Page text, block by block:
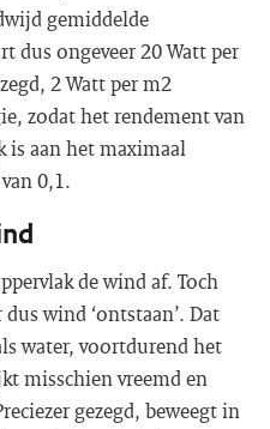
gemiddelde
dus ongeveer 20 Watt per
2 Watt per m2
zodat het rendement van
is aan het maximaal
0,1.
de wind af. Toch
wind ‘ontstaan’. Dat
water, voortdurend het
misschien vreemd en
gezegd, beweegt in